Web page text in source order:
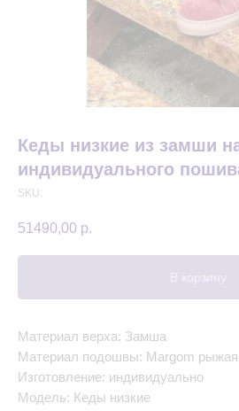
Кеды низкие из замши
индивидуального
SKU:
51490,00 р.
В корзину
Материал верха: Замша
Материал подошвы: Margom рыжая
Изготовление: индивидуально
Модель: Кеды низкие